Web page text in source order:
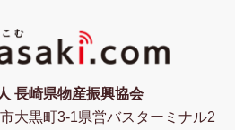
長崎県物産振興協会
大黒町3-1県営バスターミナル2